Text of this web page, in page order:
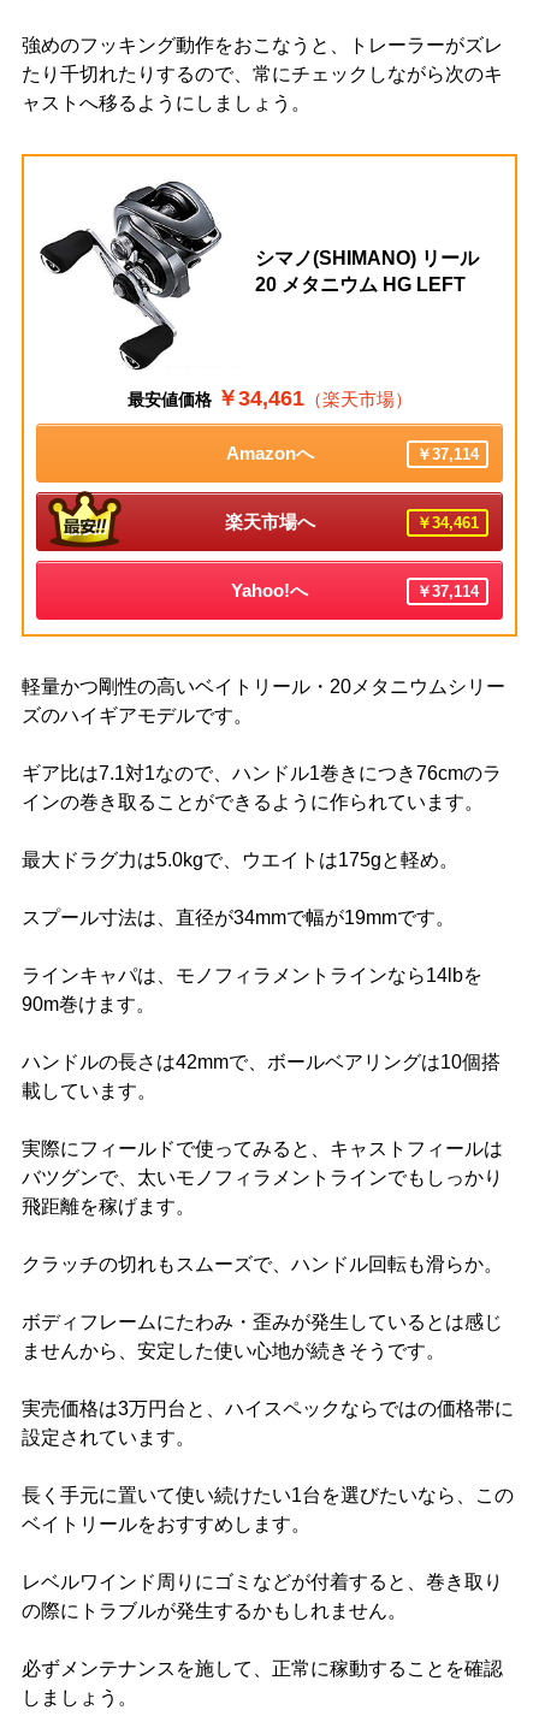
強めのフッキング動作をおこなうと、トレーラーがズレ
たり千切れたりするので、常にチェックしながら次のキ
ャストへ移るようにしましょう。
シマノ(SHIMANO) リール
20 メタニウム HG LEFT
最安値価格 ￥34,461（楽天市場）
Amazonへ ￥37,114
楽天市場へ ￥34,461
Yahoo!へ ￥37,114
軽量かつ剛性の高いベイトリール・20メタニウムシリー
ズのハイギアモデルです。
ギア比は7.1対1なので、ハンドル1巻きにつき76cmのラ
インの巻き取ることができるように作られています。
最大ドラグ力は5.0kgで、ウエイトは175gと軽め。
スプール寸法は、直径が34mmで幅が19mmです。
ラインキャパは、モノフィラメントラインなら14lbを
90m巻けます。
ハンドルの長さは42mmで、ボールベアリングは10個搭
載しています。
実際にフィールドで使ってみると、キャストフィールは
バツグンで、太いモノフィラメントラインでもしっかり
飛距離を稼げます。
クラッチの切れもスムーズで、ハンドル回転も滑らか。
ボディフレームにたわみ・歪みが発生しているとは感じ
ませんから、安定した使い心地が続きそうです。
実売価格は3万円台と、ハイスペックならではの価格帯に
設定されています。
長く手元に置いて使い続けたい1台を選びたいなら、この
ベイトリールをおすすめします。
レベルワインド周りにゴミなどが付着すると、巻き取り
の際にトラブルが発生するかもしれません。
必ずメンテナンスを施して、正常に稼動することを確認
しましょう。